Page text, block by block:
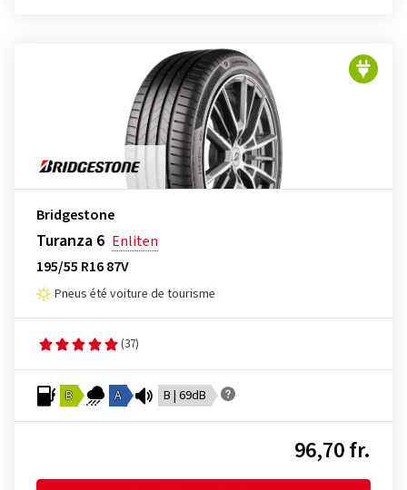
Bridgestone
Turanza 6 Enliten
195/55 R16 87V
Pneus été voiture de tourisme
(37)
B A B | 69dB
96,70 fr.